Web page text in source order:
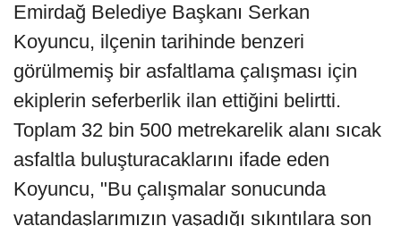
Emirdağ Belediye Başkanı Serkan
Koyuncu, ilçenin tarihinde benzeri
görülmemiş bir asfaltlama çalışması için
ekiplerin seferberlik ilan ettiğini belirtti.
Toplam 32 bin 500 metrekarelik alanı sıcak
asfaltla buluşturacaklarını ifade eden
Koyuncu, "Bu çalışmalar sonucunda
vatandaşlarımızın yaşadığı sıkıntılara son